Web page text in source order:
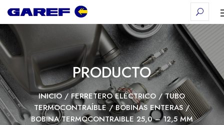
PRODUCTO
INICIO/FERRETERO ELÉCTRICO/TUBO
TERMOCONTRAÍBLE/BOBINAS ENTERAS/
BOBINA TERMOCONTRAIBLE 25,0 – 12,5 MM